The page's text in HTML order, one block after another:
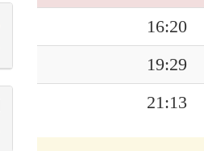
16:20
19:29
21:13